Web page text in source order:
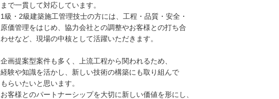
まで一貫して対応しています。
1級・2級建築施工管理技士の方には、工程・品質・安全・
原価管理をはじめ、協力会社との調整やお客様との打ち合
わせなど、現場の中核として活躍いただきます。
企画提案型案件も多く、上流工程から関われるため、
経験や知識を活かし、新しい技術の構築にも取り組んで
もらいたいと思います。
お客様とのパートナーシップを大切に新しい価値を形にし、